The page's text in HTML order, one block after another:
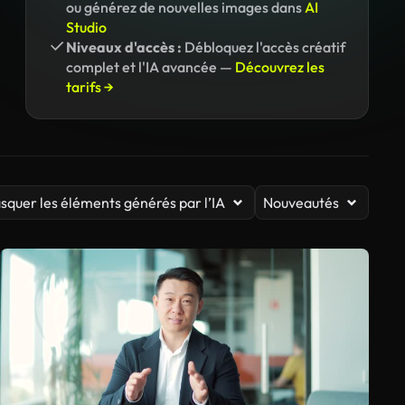
ou générez de nouvelles images dansAI
Studio
Niveaux d'accès : Débloquez l'accès créatif
complet et l'IA avancée — Découvrez les
tarifs →
les éléments générés par l’IA Nouveautés